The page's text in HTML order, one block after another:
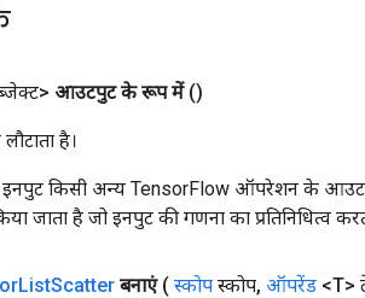
आउटपुट के रूप में ()
है।
किसी अन्य TensorFlow ऑपरेशन के
जाता है जो इनपुट की गणना का प्रतिनिधित्व
ListScatter बनाएं ( स्कोप स्कोप, ऑपरेंड <T>